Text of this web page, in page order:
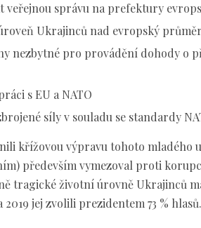
veřejnou správu na prefektury
Ukrajinců nad evropský
nezbytné pro provádění dohody o
s EU a NATO
síly v souladu se standardy
křížovou výpravu tohoto mladého
především vymezoval proti
tragické životní úrovně Ukrajinců
2019 jej zvolili prezidentem 73 %